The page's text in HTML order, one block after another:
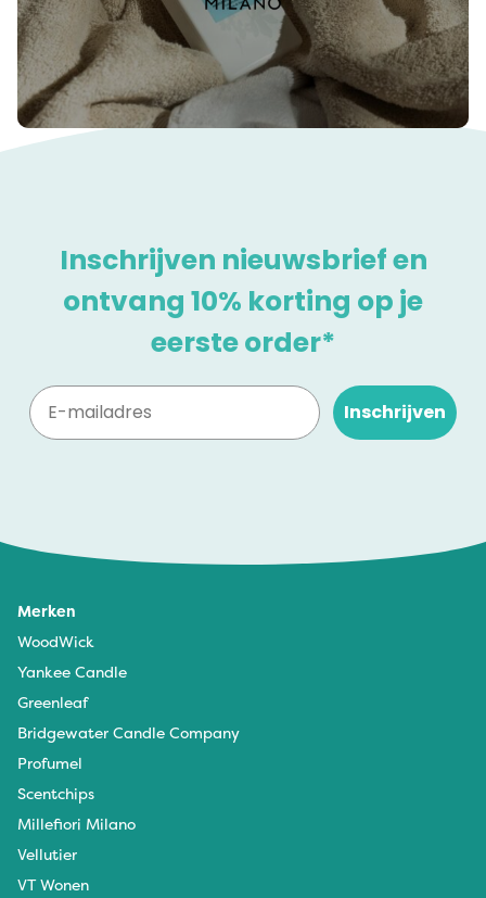
Inschrijven nieuwsbrief en
ontvang 10% korting op je
eerste order*
Inschrijven
Merken
WoodWick
Yankee Candle
Greenleaf
Bridgewater Candle Company
Profumel
Scentchips
Millefiori Milano
Vellutier
VT Wonen